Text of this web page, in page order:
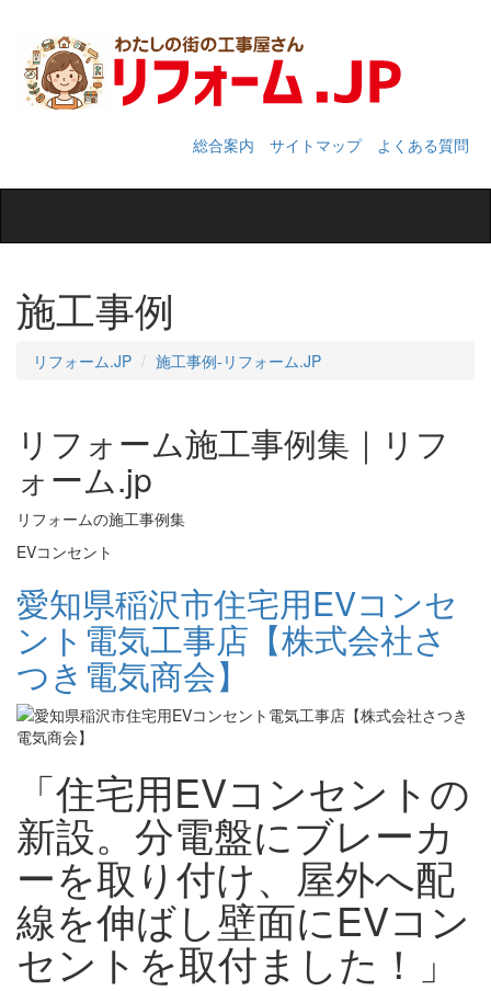
総合案内 サイトマップ
よくある質問
navigation
施工事例
リフォーム.JP 施工事例‐リフォーム.JP
リフォーム施工事例集｜リフ
ォーム.jp
リフォームの施工事例集
EVコンセント
愛知県稲沢市住宅用EVコンセ
ント電気工事店【株式会社さ
つき電気商会】
「住宅用EVコンセントの
新設。分電盤にブレーカ
ーを取り付け、屋外へ配
線を伸ばし壁面にEVコン
セントを取付ました！」